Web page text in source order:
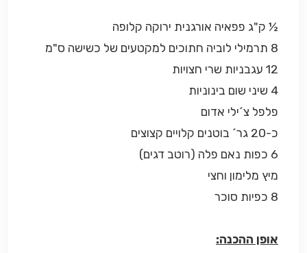
½ ק"ג פפאיה אורגנית ירוקה קלופה
8 תרמילי לוביה חתוכים למקטעים של כשישה ס"מ
12 עגבניות שרי חצויות
4 שיני שום בינוניות
פלפל צ´ילי אדום
כ-20 גר´ בוטנים קלויים קצוצים
6 כפות נאם פלה (רוטב דגים)
מיץ מלימון וחצי
8 כפיות סוכר
אופן ההכנה: